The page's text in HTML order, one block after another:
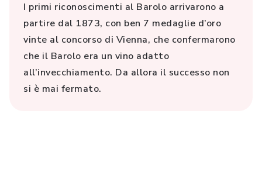
I primi riconoscimenti al Barolo arrivarono a
partire dal 1873, con ben 7 medaglie d’oro
vinte al concorso di Vienna, che confermarono
che il Barolo era un vino adatto
all’invecchiamento. Da allora il successo non
si è mai fermato.